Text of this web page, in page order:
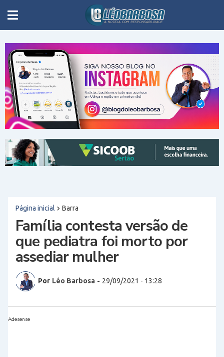
Página inicial Barra
Família contesta versão de
que pediatra foi morto por
assediar mulher
Por Léo Barbosa - 29/09/2021 - 13:28
Adesense